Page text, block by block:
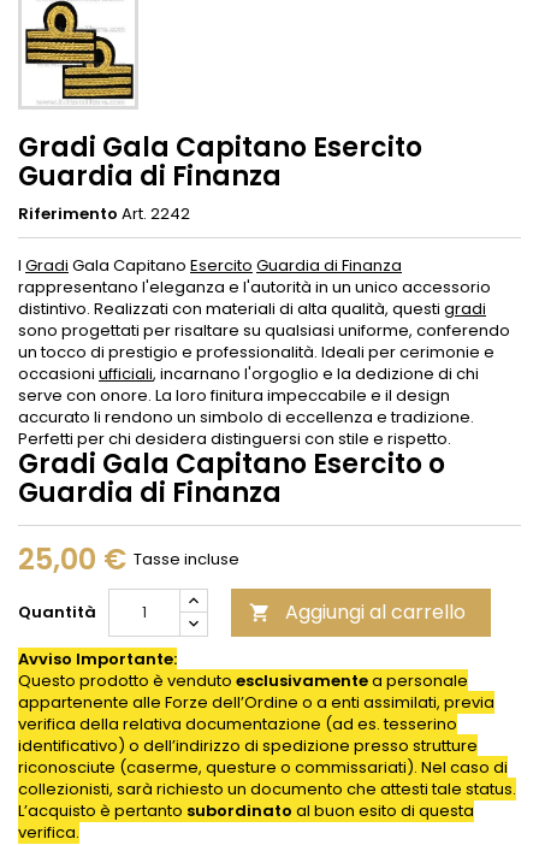
Gradi Gala Capitano Esercito
Guardia di Finanza
Riferimento Art. 2242
I Gradi Gala Capitano Esercito Guardia di Finanza
rappresentano l'eleganza e l'autorità in un unico accessorio
distintivo. Realizzati con materiali di alta qualità, questi gradi
sono progettati per risaltare su qualsiasi uniforme, conferendo
un tocco di prestigio e professionalità. Ideali per cerimonie e
occasioni ufficiali, incarnano l'orgoglio e la dedizione di chi
serve con onore. La loro finitura impeccabile e il design
accurato li rendono un simbolo di eccellenza e tradizione.
Perfetti per chi desidera distinguersi con stile e rispetto.
Gradi Gala Capitano Esercito o
Guardia di Finanza
25,00 € Tasse incluse
Quantità  Aggiungi al carrello
Avviso Importante:
Questo prodotto è venduto esclusivamentea personale
appartenente alle Forze dell’Ordine o a enti assimilati, previa
verifica della relativa documentazione (ad es. tesserino
identificativo) o dell’indirizzo di spedizione presso strutture
riconosciute (caserme, questure o commissariati). Nel caso di
collezionisti, sarà richiesto un documento che attesti tale status.
L’acquisto è pertanto subordinato al buon esito di questa
verifica.